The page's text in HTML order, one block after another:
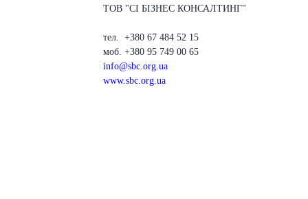
ТОВ "СІ БІЗНЕС КОНСАЛТИНГ"
тел. +380 67 484 52 15
моб. +380 95 749 00 65
info@sbc.org.ua
www.sbc.org.ua